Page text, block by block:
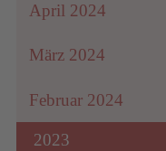
April 2024
März 2024
Februar 2024
2023